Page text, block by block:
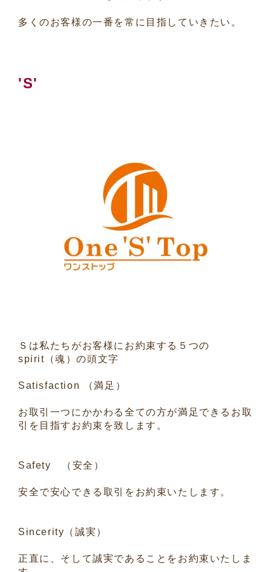
多くのお客様の一番を常に目指していきたい。
'S'
Ｓは私たちがお客様にお約束する５つの
spirit（魂）の頭文字
Satisfaction （満足）
お取引一つにかかわる全ての方が満足できるお取
引を目指すお約束を致します。
Safety （安全）
安全で安心できる取引をお約束いたします。
Sincerity（誠実）
正直に、そして誠実であることをお約束いたしま